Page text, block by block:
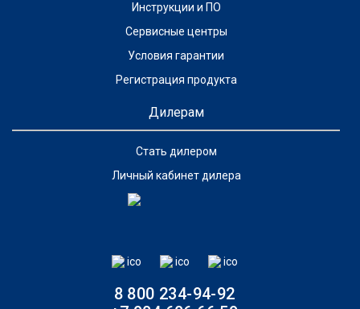
Инструкции и ПО
Сервисные центры
Условия гарантии
Регистрация продукта
Дилерам
Стать дилером
Личный кабинет дилера
8 800 234-94-92